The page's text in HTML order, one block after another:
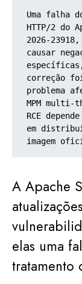
Uma falha
HTTP/2 do
2026-
causar
correção
problema
MPM multi-
RCE
em
imagem
A Apache
elas uma
tratamento